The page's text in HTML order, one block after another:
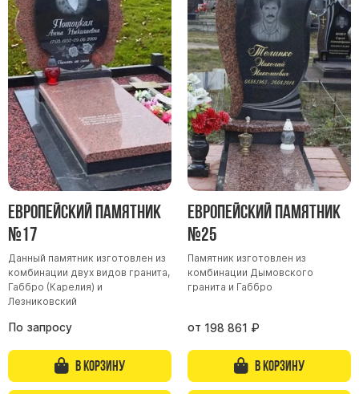
Кресты из белого мрамора
Фигурные памятники
Памятники в виде гитары
Памятники комбинированные
Памятники из цветного гранита
Памятники красные
Памятники красно-черные
Памятники коричневые
Памятники серые
Памятники зеленые
Памятники из Дымовского гранита
Памятники из гранита Возрождение
Памятники из гранита Сюскюянсаари
Памятники из гранита Балтик Грин
Памятники из гранита Покостовский
Европейский памятник
№17
Данный памятник изготовлен из
комбинации двух видов гранита,
Габбро (Карелия) и
Лезниковский
По запросу
В корзину
Европейский памятник
№25
Памятник изготовлен из
комбинации Дымовского
гранита и Габбро
от 198 861 ₽
В корзину